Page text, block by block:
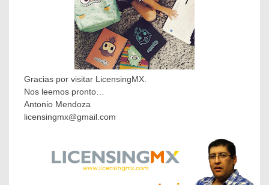
Gracias por visitar LicensingMX.
Nos leemos pronto…
Antonio Mendoza
licensingmx@gmail.com